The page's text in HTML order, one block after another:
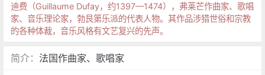
迪费（Guillaume Dufay，约1397—1474），弗莱芒作曲家、歌唱
家、音乐理论家，勃艮第乐派的代表人物。其作品涉猎世俗和宗教
的各种体裁，音乐风格有文艺复兴的先声。
简介： 法国作曲家、歌唱家